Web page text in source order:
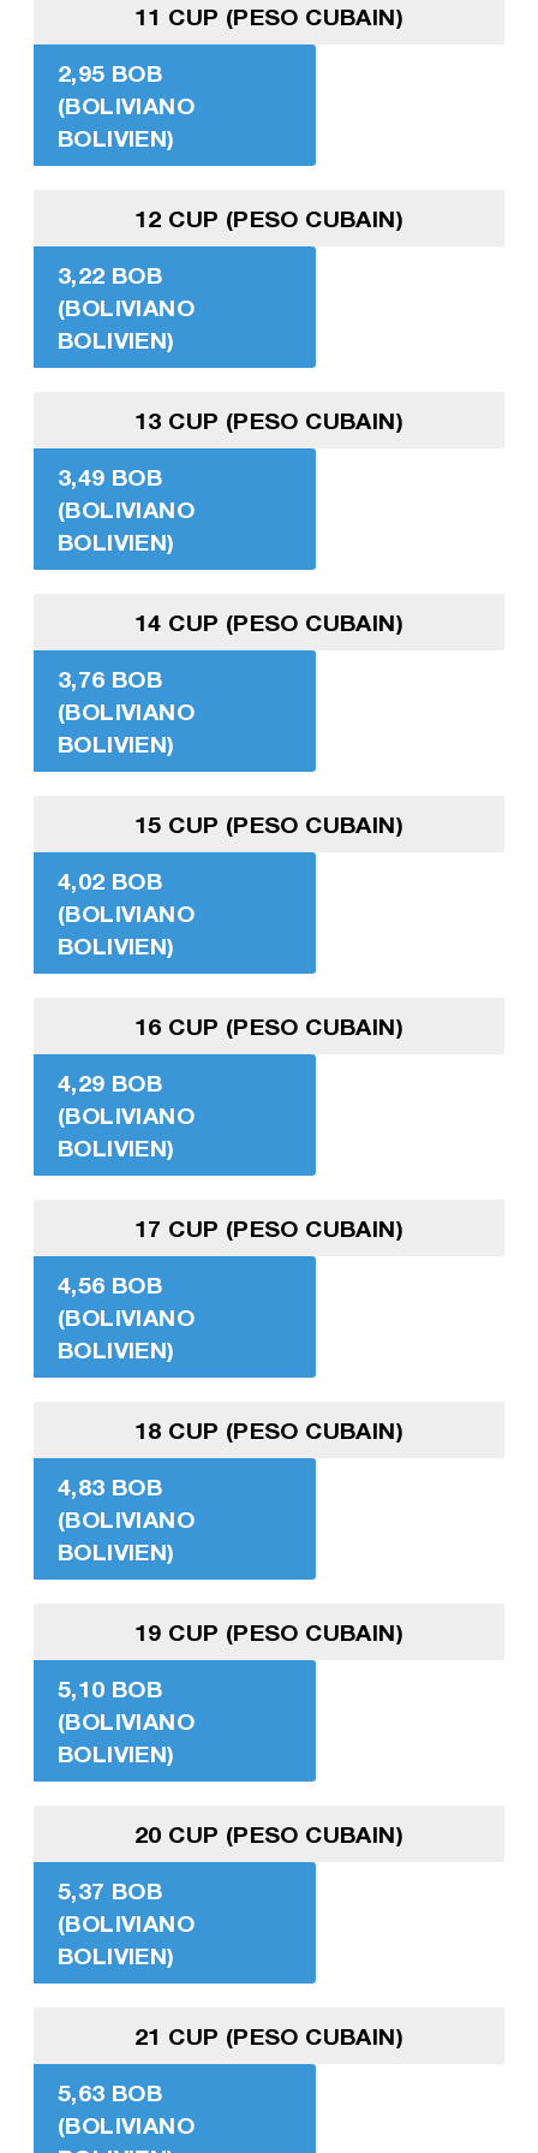
11 CUP (PESO CUBAIN)
2,95 BOB
(BOLIVIANO
BOLIVIEN)
12 CUP (PESO CUBAIN)
3,22 BOB
(BOLIVIANO
BOLIVIEN)
13 CUP (PESO CUBAIN)
3,49 BOB
(BOLIVIANO
BOLIVIEN)
14 CUP (PESO CUBAIN)
3,76 BOB
(BOLIVIANO
BOLIVIEN)
15 CUP (PESO CUBAIN)
4,02 BOB
(BOLIVIANO
BOLIVIEN)
16 CUP (PESO CUBAIN)
4,29 BOB
(BOLIVIANO
BOLIVIEN)
17 CUP (PESO CUBAIN)
4,56 BOB
(BOLIVIANO
BOLIVIEN)
18 CUP (PESO CUBAIN)
4,83 BOB
(BOLIVIANO
BOLIVIEN)
19 CUP (PESO CUBAIN)
5,10 BOB
(BOLIVIANO
BOLIVIEN)
20 CUP (PESO CUBAIN)
5,37 BOB
(BOLIVIANO
BOLIVIEN)
21 CUP (PESO CUBAIN)
5,63 BOB
(BOLIVIANO